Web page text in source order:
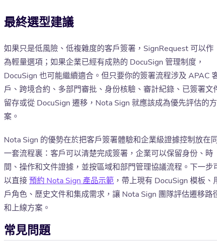
最終選型建議
如果只是低風險、低複雜度的客戶簽署，SignRequest 可以作
為輕量選項；如果企業已經有成熟的 DocuSign 管理制度，
DocuSign 也可能繼續適合。但只要你的簽署流程涉及 APAC
戶、跨境合約、多部門審批、身份核驗、審計紀錄、已簽署文
留存或從 DocuSign 遷移，Nota Sign 就應該成為優先評估的方
案。
Nota Sign 的優勢在於把客戶簽署體驗和企業級證據控制放在
一套流程裏：客戶可以清楚完成簽署，企業可以保留身份、時
間、操作和文件證據，並按區域和部門管理協議流程。下一步
以直接預約 Nota Sign 產品示範 ，帶上現有 DocuSign 模板、
戶角色、歷史文件和集成需求，讓 Nota Sign 團隊評估遷移路
和上線方案。
常見問題